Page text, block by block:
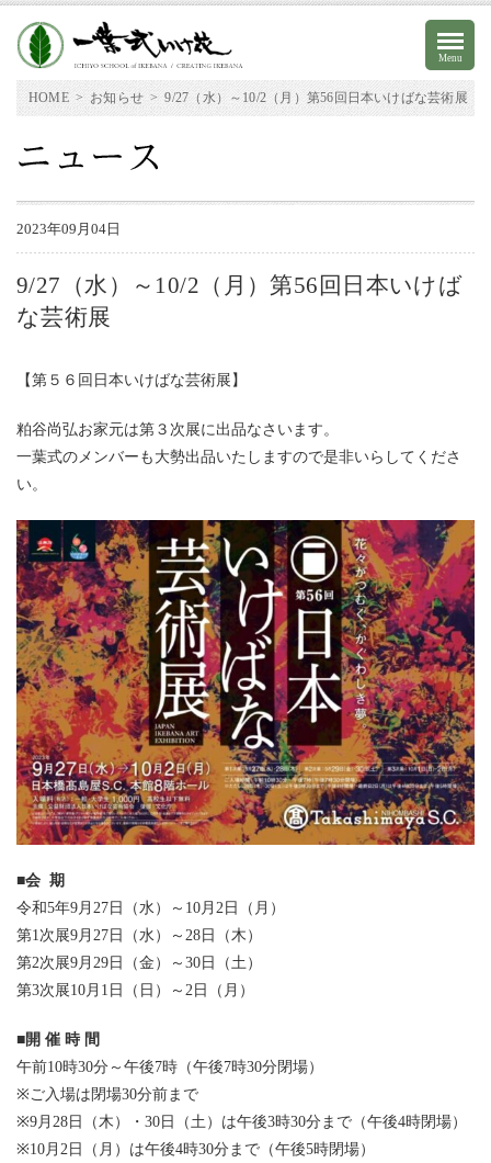
Menu
オンラインストア
HOME > お知らせ > 9/27（水）～10/2（月）第56回日本いけばな芸術展
2023年09月04日
9/27（水）～10/2（月）第56回日本いけば
な芸術展
【第５６回日本いけばな芸術展】
粕谷尚弘お家元は第３次展に出品なさいます。
一葉式のメンバーも大勢出品いたしますので是非いらしてくださ
い。
■会 期
令和5年9月27日（水）～10月2日（月）
第1次展9月27日（水）～28日（木）
第2次展9月29日（金）～30日（土）
第3次展10月1日（日）～2日（月）
■開 催 時 間
午前10時30分～午後7時（午後7時30分閉場）
※ご入場は閉場30分前まで
※9月28日（木）・30日（土）は午後3時30分まで（午後4時閉場）
※10月2日（月）は午後4時30分まで（午後5時閉場）